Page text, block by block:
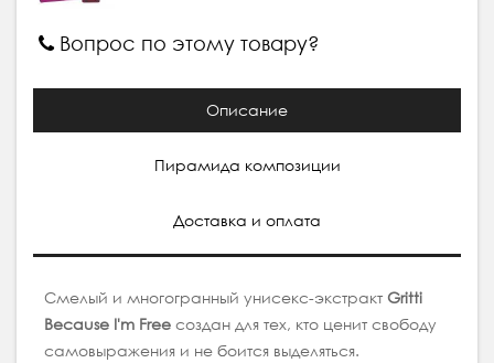
Вопрос по этому товару?
Описание
Пирамида композиции
Доставка и оплата
Смелый и многогранный унисекс-экстракт Gritti
Because I'm Free создан для тех, кто ценит свободу
самовыражения и не боится выделяться.